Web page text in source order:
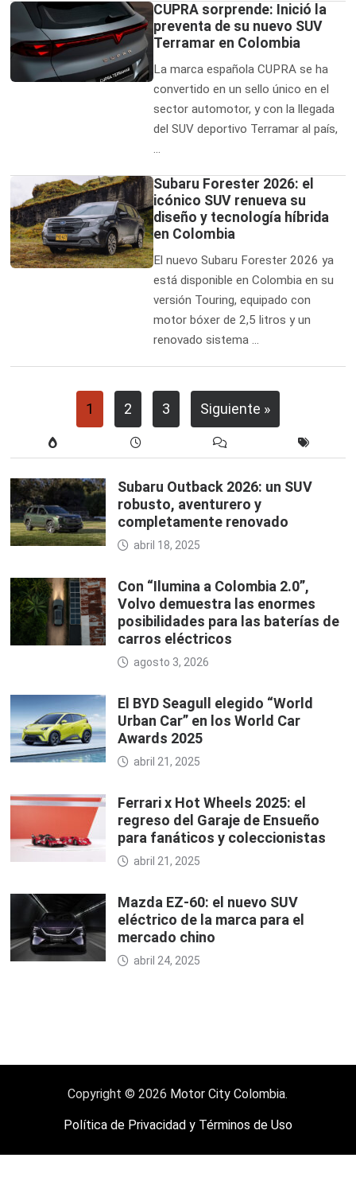
CUPRA sorprende: Inició la
preventa de su nuevo SUV
Terramar en Colombia
La marca española CUPRA se ha
convertido en un sello único en el
sector automotor, y con la llegada
del SUV deportivo Terramar al país,
Subaru Forester 2026: el
icónico SUV renueva su
diseño y tecnología híbrida
en Colombia
El nuevo Subaru Forester 2026 ya
está disponible en Colombia en su
versión Touring, equipado con
motor bóxer de 2,5 litros y un
renovado sistema …
1 2 3 Siguiente »
Subaru Outback 2026: un SUV
robusto, aventurero y
completamente renovado
abril 18, 2025
Con “Ilumina a Colombia 2.0”,
Volvo demuestra las enormes
posibilidades para las baterías de
carros eléctricos
agosto 3, 2026
El BYD Seagull elegido “World
Urban Car” en los World Car
Awards 2025
abril 21, 2025
Ferrari x Hot Wheels 2025: el
regreso del Garaje de Ensueño
para fanáticos y coleccionistas
abril 21, 2025
Mazda EZ-60: el nuevo SUV
eléctrico de la marca para el
mercado chino
abril 24, 2025
Copyright © 2026 Motor City Colombia.
Política de Privacidad y Términos de Uso